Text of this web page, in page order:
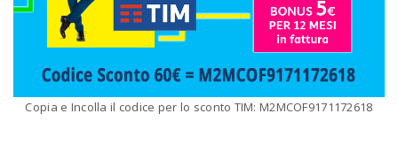
Copia e Incolla il codice per lo sconto TIM: M2MCOF9171172618